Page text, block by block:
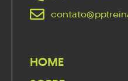
HOME